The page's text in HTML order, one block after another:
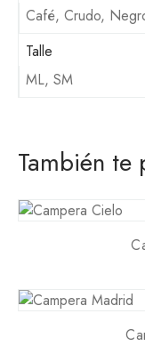
Café, Crudo,
Talle
ML, SM
También te